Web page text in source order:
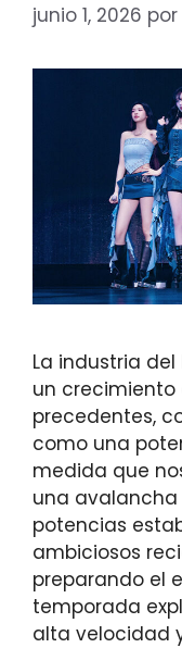
junio 1, 2026 por
La industria
un crecimiento
precedentes,
como una
medida que
una
potencias
ambiciosos
preparando el
temporada
alta velocidad